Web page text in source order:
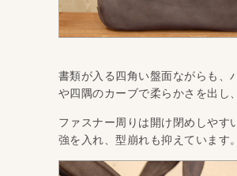
書類が入る四角い盤面ながらも、
や四隅のカーブで柔らかさを出し、
ファスナー周りは開け閉めしやす
強を入れ、型崩れも抑えています。